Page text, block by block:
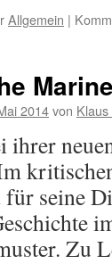
Allgemein |
2014von
für seine
Zu